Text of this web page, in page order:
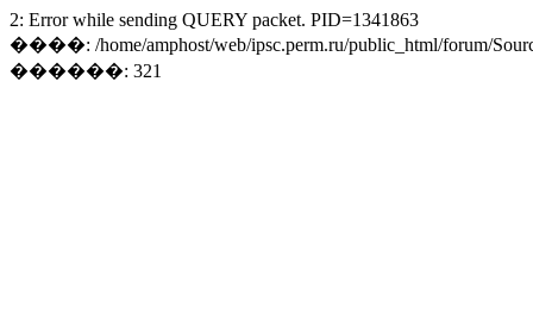
2: Error while sending QUERY packet. PID=1341863
����: /home/amphost/web/ipsc.perm.ru/public_html/forum/
������: 321